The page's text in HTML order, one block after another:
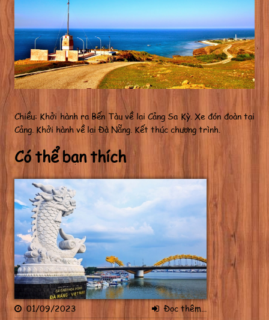
Chiều: Khởi hành ra Bến Tàu về lại Cảng Sa Kỳ. Xe đón đoàn tại
Cảng. Khởi hành về lại Đà Nẵng. Kết thúc chương trình.
Có thể bạn thích
01/09/2023 Đọc thêm...